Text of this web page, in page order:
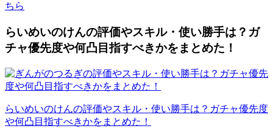
ちら
らいめいのけんの評価やスキル・使い勝手は？ガ
チャ優先度や何凸目指すべきかをまとめた！
らいめいのけんの評価やスキル・使い勝手は？ガチャ優先度
や何凸目指すべきかをまとめた！